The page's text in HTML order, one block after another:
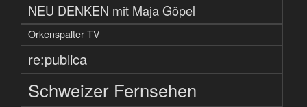
NEU DENKEN mit Maja Göpel
Orkenspalter TV
re:publica
Schweizer Fernsehen